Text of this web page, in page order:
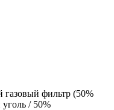
фильтр (50%
/ 50%